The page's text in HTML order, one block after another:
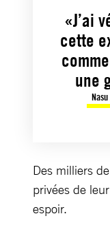
«J’ai
cette
une
Des milliers
privées de
espoir.